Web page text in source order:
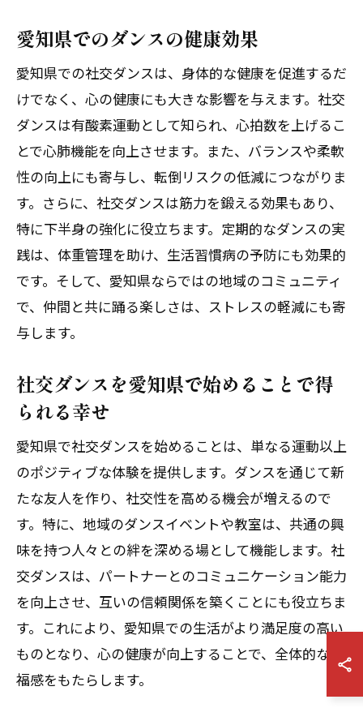
愛知県でのダンスの健康効果
愛知県での社交ダンスは、身体的な健康を促進するだ
けでなく、心の健康にも大きな影響を与えます。社交
ダンスは有酸素運動として知られ、心拍数を上げるこ
とで心肺機能を向上させます。また、バランスや柔軟
性の向上にも寄与し、転倒リスクの低減につながりま
す。さらに、社交ダンスは筋力を鍛える効果もあり、
特に下半身の強化に役立ちます。定期的なダンスの実
践は、体重管理を助け、生活習慣病の予防にも効果的
です。そして、愛知県ならではの地域のコミュニティ
で、仲間と共に踊る楽しさは、ストレスの軽減にも寄
与します。
社交ダンスを愛知県で始めることで得
られる幸せ
愛知県で社交ダンスを始めることは、単なる運動以上
のポジティブな体験を提供します。ダンスを通じて新
たな友人を作り、社交性を高める機会が増えるので
す。特に、地域のダンスイベントや教室は、共通の興
味を持つ人々との絆を深める場として機能します。社
交ダンスは、パートナーとのコミュニケーション能力
を向上させ、互いの信頼関係を築くことにも役立ちま
す。これにより、愛知県での生活がより満足度の高い
ものとなり、心の健康が向上することで、全体的な幸
福感をもたらします。